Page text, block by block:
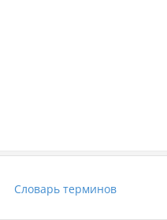
Словарь терминов